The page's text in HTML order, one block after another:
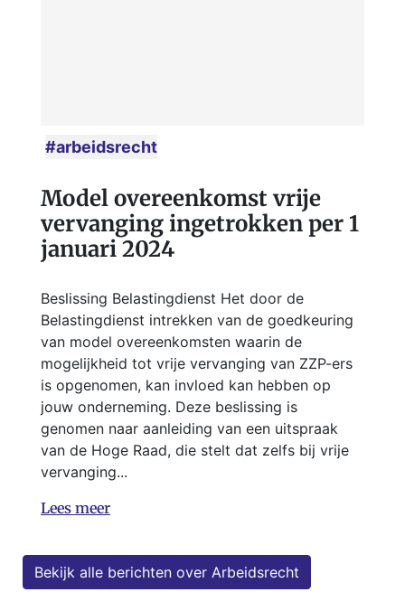
#arbeidsrecht
Model overeenkomst vrije
vervanging ingetrokken per 1
januari 2024
Beslissing Belastingdienst Het door de
Belastingdienst intrekken van de goedkeuring
van model overeenkomsten waarin de
mogelijkheid tot vrije vervanging van ZZP-ers
is opgenomen, kan invloed kan hebben op
jouw onderneming. Deze beslissing is
genomen naar aanleiding van een uitspraak
van de Hoge Raad, die stelt dat zelfs bij vrije
vervanging...
Lees meer
Bekijk alle berichten over Arbeidsrecht